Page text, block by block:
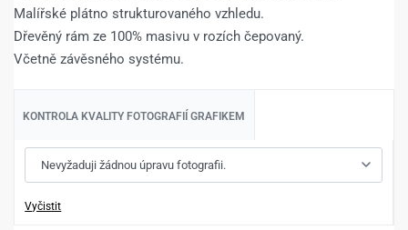
Malířské plátno strukturovaného vzhledu.
Dřevěný rám ze 100% masivu v rozích čepovaný.
Včetně závěsného systému.
KONTROLA KVALITY FOTOGRAFIÍ GRAFIKEM
Vyčistit